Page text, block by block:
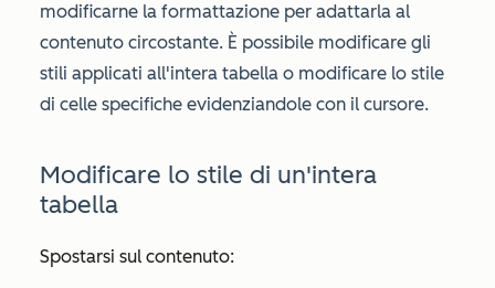
modificarne la formattazione per adattarla al
contenuto circostante. È possibile modificare gli
stili applicati all'intera tabella o modificare lo stile
di celle specifiche evidenziandole con il cursore.
Modificare lo stile di un'intera
tabella
Spostarsi sul contenuto: